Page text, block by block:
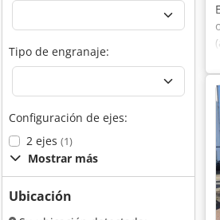
Tipo de engranaje:
Configuración de ejes:
2 ejes (1)
Mostrar más
Ubicación